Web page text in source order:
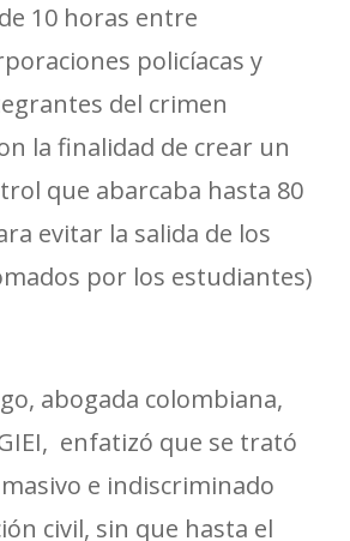
10 horas entre
policíacas y
del crimen
la finalidad de crear un
que abarcaba hasta 80
evitar la salida de los
por los estudiantes)
abogada colombiana,
enfatizó que se trató
e indiscriminado
civil, sin que hasta el